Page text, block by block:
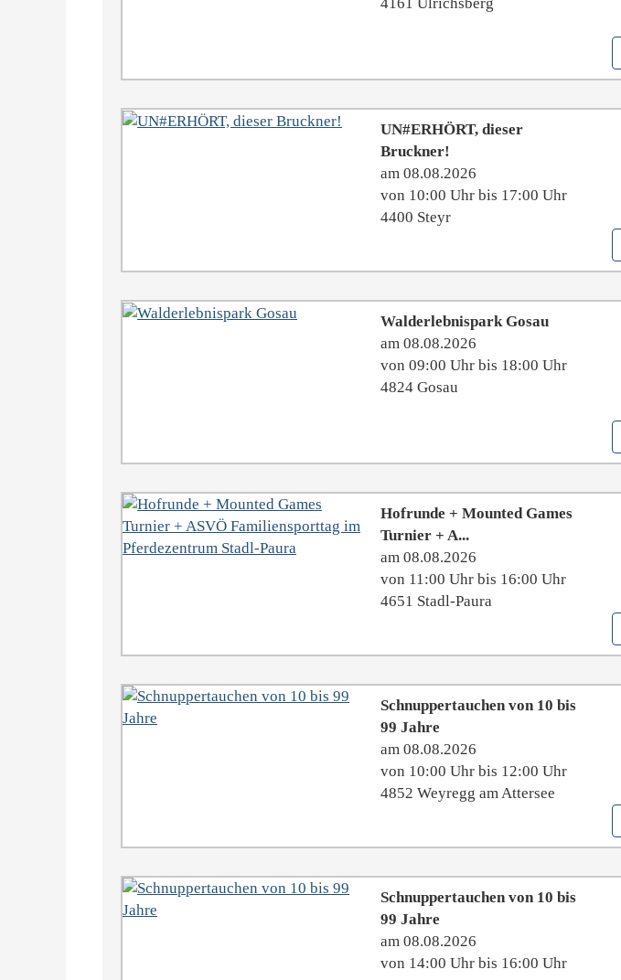
UN#ERHÖRT, dieser
Bruckner!
am 08.08.2026
von 10:00 Uhr bis 17:00 Uhr
4400 Steyr
Walderlebnispark Gosau
am 08.08.2026
von 09:00 Uhr bis 18:00 Uhr
4824 Gosau
Hofrunde + Mounted Games
Turnier + A...
am 08.08.2026
von 11:00 Uhr bis 16:00 Uhr
4651 Stadl-Paura
Schnuppertauchen von 10 bis
99 Jahre
am 08.08.2026
von 10:00 Uhr bis 12:00 Uhr
4852 Weyregg am Attersee
Schnuppertauchen von 10 bis
99 Jahre
am 08.08.2026
von 14:00 Uhr bis 16:00 Uhr